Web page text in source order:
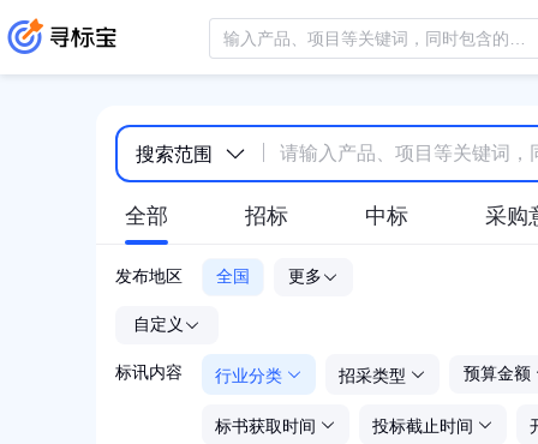
搜索范围
全部 招标 中标 采购
发布地区 全国 更多
自定义
标讯内容 行业分类 招采类型 预算金额
标书获取时间 投标截止时间